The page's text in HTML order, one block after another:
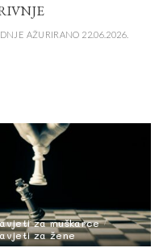
AŽURIRANO 22.06.2026.
za muškarce
za žene